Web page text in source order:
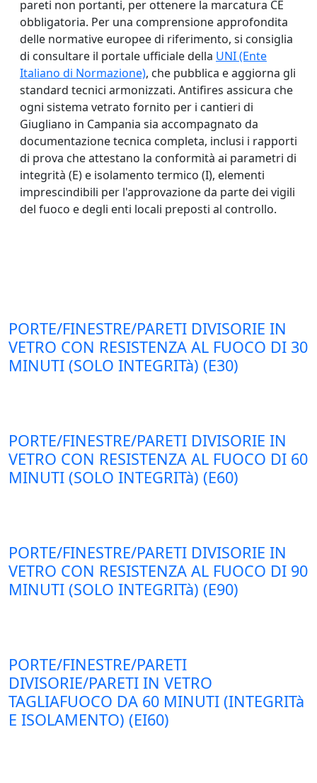
pareti non portanti, per ottenere la marcatura CE
obbligatoria. Per una comprensione approfondita
delle normative europee di riferimento, si consiglia
di consultare il portale ufficiale della UNI (Ente
Italiano di Normazione), che pubblica e aggiorna gli
standard tecnici armonizzati. Antifires assicura che
ogni sistema vetrato fornito per i cantieri di
Giugliano in Campania sia accompagnato da
documentazione tecnica completa, inclusi i rapporti
di prova che attestano la conformità ai parametri di
integrità (E) e isolamento termico (I), elementi
imprescindibili per l'approvazione da parte dei vigili
del fuoco e degli enti locali preposti al controllo.
PORTE/FINESTRE/PARETI DIVISORIE IN
VETRO CON RESISTENZA AL FUOCO DI 30
MINUTI (SOLO INTEGRITà) (E30)
PORTE/FINESTRE/PARETI DIVISORIE IN
VETRO CON RESISTENZA AL FUOCO DI 60
MINUTI (SOLO INTEGRITà) (E60)
PORTE/FINESTRE/PARETI DIVISORIE IN
VETRO CON RESISTENZA AL FUOCO DI 90
MINUTI (SOLO INTEGRITà) (E90)
PORTE/FINESTRE/PARETI
DIVISORIE/PARETI IN VETRO
TAGLIAFUOCO DA 60 MINUTI (INTEGRITà
E ISOLAMENTO) (EI60)